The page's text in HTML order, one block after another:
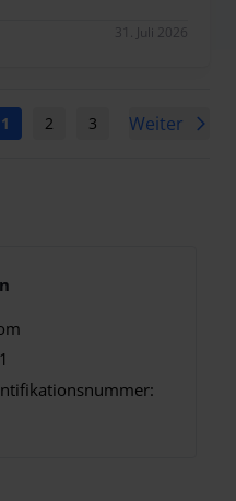
31. Juli 2026
1 2 3 4 5
Weiter